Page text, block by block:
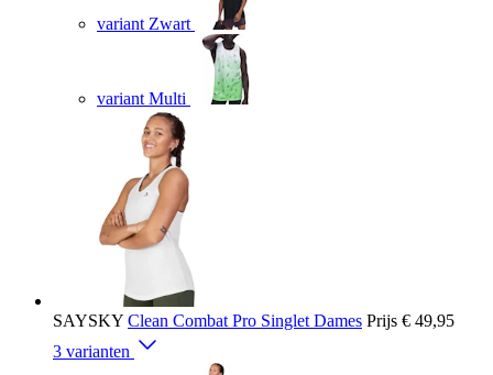
variant Zwart
variant Multi
SAYSKY Clean Combat Pro Singlet Dames Prijs € 49,95
3 varianten